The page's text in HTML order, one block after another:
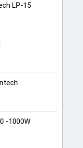
LP-15
-1000W